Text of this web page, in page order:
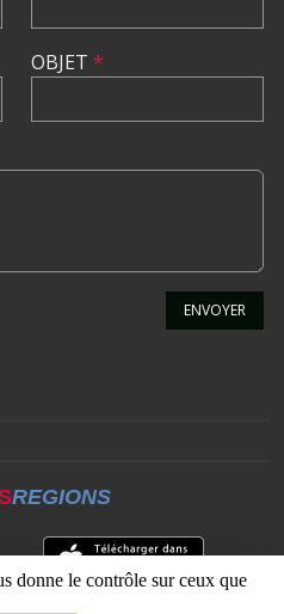
OBJET *
ENVOYER
REGIONS
donne le contrôle sur ceux que